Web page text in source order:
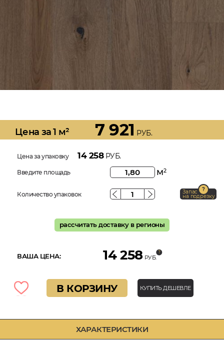
ХАРАКТЕРИСТИКИ
Цена за 1 м² 7 921 РУБ.
Цена за упаковку 14 258РУБ.
Введите площадь м2
Количество упаковок Запас
на подрезку
рассчитать доставку в регионы
ВАША ЦЕНА: 14 258 РУБ.
В КОРЗИНУ КУПИТЬ ДЕШЕВЛЕ